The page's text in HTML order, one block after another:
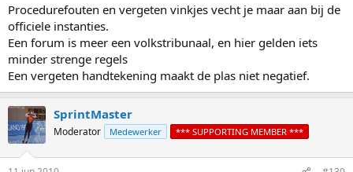
Procedurefouten en vergeten vinkjes vecht je maar aan bij de
officiele instanties.
Een forum is meer een volkstribunaal, en hier gelden iets
minder strenge regels
Een vergeten handtekening maakt de plas niet negatief.
SprintMaster
Moderator Medewerker *** SUPPORTING MEMBER ***